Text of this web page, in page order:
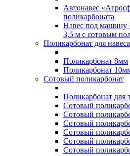
Автонавес
поликарбоната
Навес под машину
3,5 м с сотовым
Поликарбонат для навеса
Поликарбонат 8мм
Поликарбонат
Сотовый поликарбонат
Поликарбонат для
Сотовый
Сотовый
Сотовый
Сотовый
Сотовый
Сотовый